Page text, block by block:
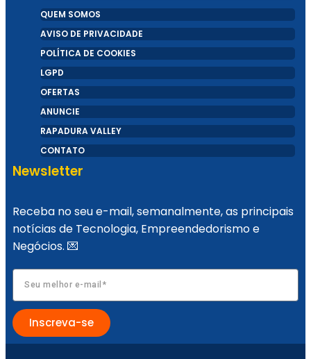
digitais em apenas 2 anos
Healthtech Soffia disputa Prêmio Otimista
de Inovação 2024 em duas categorias
Startup cristã cearense revoluciona mercado
de recomendações
QUEM SOMOS
AVISO DE PRIVACIDADE
POLÍTICA DE COOKIES
LGPD
OFERTAS
ANUNCIE
RAPADURA VALLEY
CONTATO
Newsletter
Receba no seu e-mail, semanalmente, as principais
notícias de Tecnologia, Empreendedorismo e
Negócios. 💌
Inscreva-se